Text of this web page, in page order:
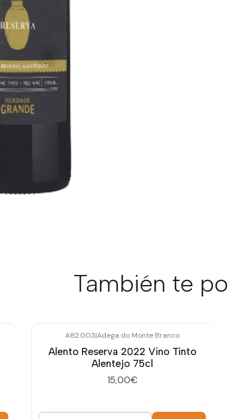
También te
A82.003|Adega do Monte Branco
Alento Reserva 2022 Vino Tinto
Alentejo 75cl
15,00€